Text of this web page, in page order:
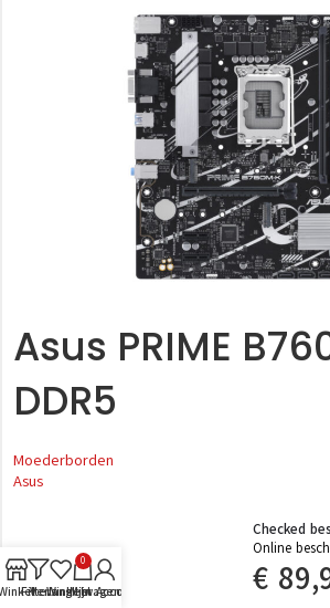
Asus PRIME
DDR5
Moederborden
Asus
Checked
Online
€
Filters
Verlanglijst
0
Winkelwagen
Mijn Account